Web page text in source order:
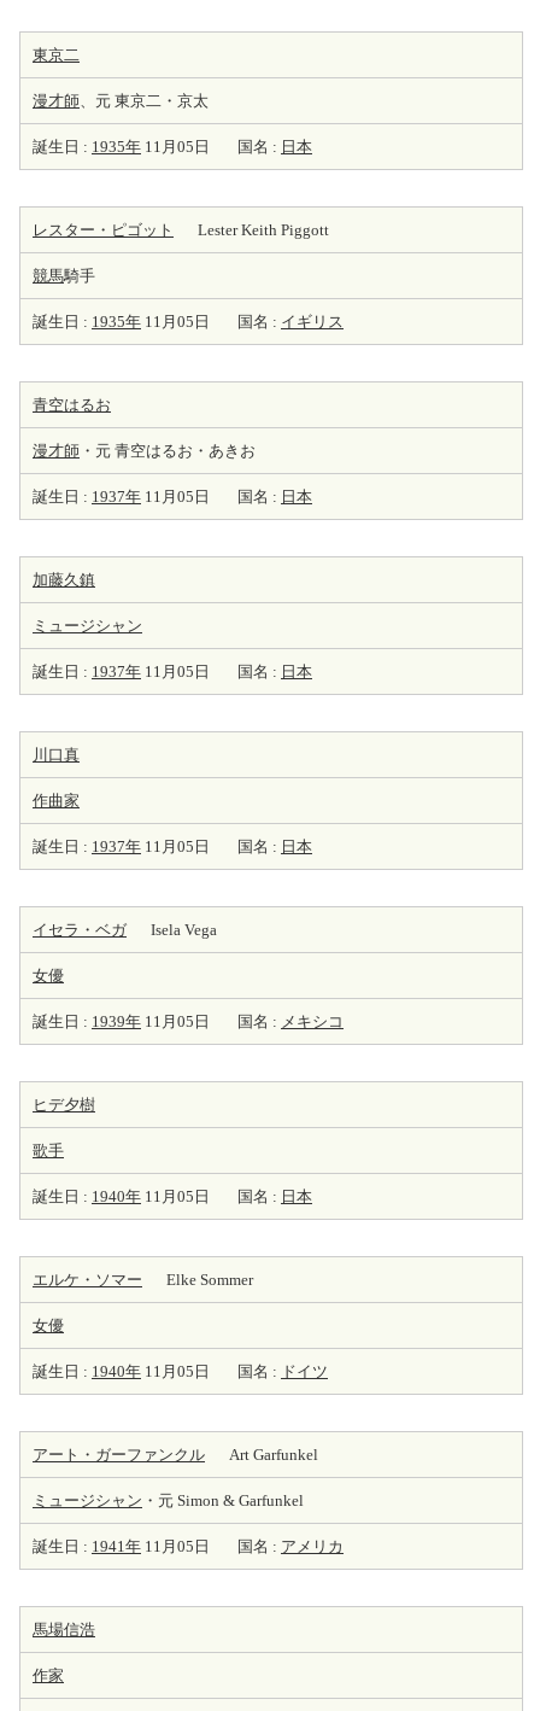
東京二
漫才師、元 東京二・京太
誕生日 : 1935年 11月05日 国名 : 日本
レスター・ピゴット Lester Keith Piggott
競馬騎手
誕生日 : 1935年 11月05日 国名 : イギリス
青空はるお
漫才師 ・元 青空はるお・あきお
誕生日 : 1937年 11月05日 国名 : 日本
加藤久鎮
ミュージシャン
誕生日 : 1937年 11月05日 国名 : 日本
川口真
作曲家
誕生日 : 1937年 11月05日 国名 : 日本
イセラ・ベガ Isela Vega
女優
誕生日 : 1939年 11月05日 国名 : メキシコ
ヒデ夕樹
歌手
誕生日 : 1940年 11月05日 国名 : 日本
エルケ・ソマー Elke Sommer
女優
誕生日 : 1940年 11月05日 国名 : ドイツ
アート・ガーファンクル Art Garfunkel
ミュージシャン ・元 Simon & Garfunkel
誕生日 : 1941年 11月05日 国名 : アメリカ
馬場信浩
作家